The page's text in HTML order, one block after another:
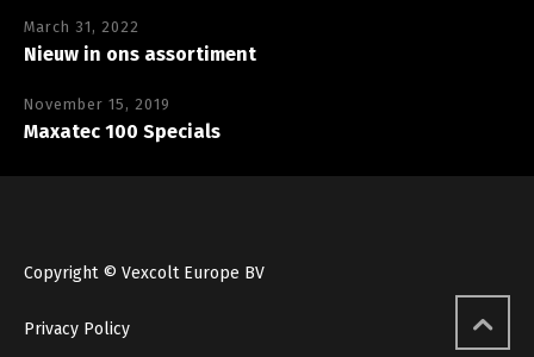
March 31, 2022
Nieuw in ons assortiment
November 15, 2019
Maxatec 100 Specials
Copyright © Vexcolt Europe BV
Privacy Policy